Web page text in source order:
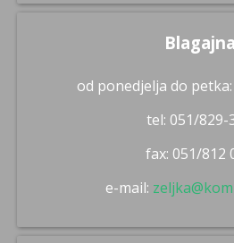
Blagajna
od ponedjelja do petka:
tel: 051/829-
fax: 051/812
e-mail: